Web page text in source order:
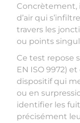
Concrètement,
d’air qui
travers les
ou points
Ce test repose
EN ISO 9972) et
dispositif qui
ou en
identifier les
précisément